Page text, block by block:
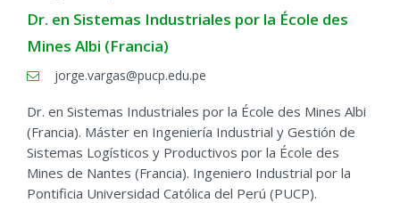
Dr. en Sistemas Industriales por la École des
Mines Albi (Francia)
jorge.vargas@pucp.edu.pe
Dr. en Sistemas Industriales por la École des Mines Albi
(Francia). Máster en Ingeniería Industrial y Gestión de
Sistemas Logísticos y Productivos por la École des
Mines de Nantes (Francia). Ingeniero Industrial por la
Pontificia Universidad Católica del Perú (PUCP).